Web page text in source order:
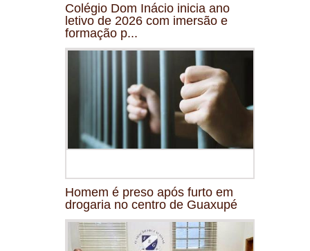
Colégio Dom Inácio inicia ano
letivo de 2026 com imersão e
formação p...
Homem é preso após furto em
drogaria no centro de Guaxupé